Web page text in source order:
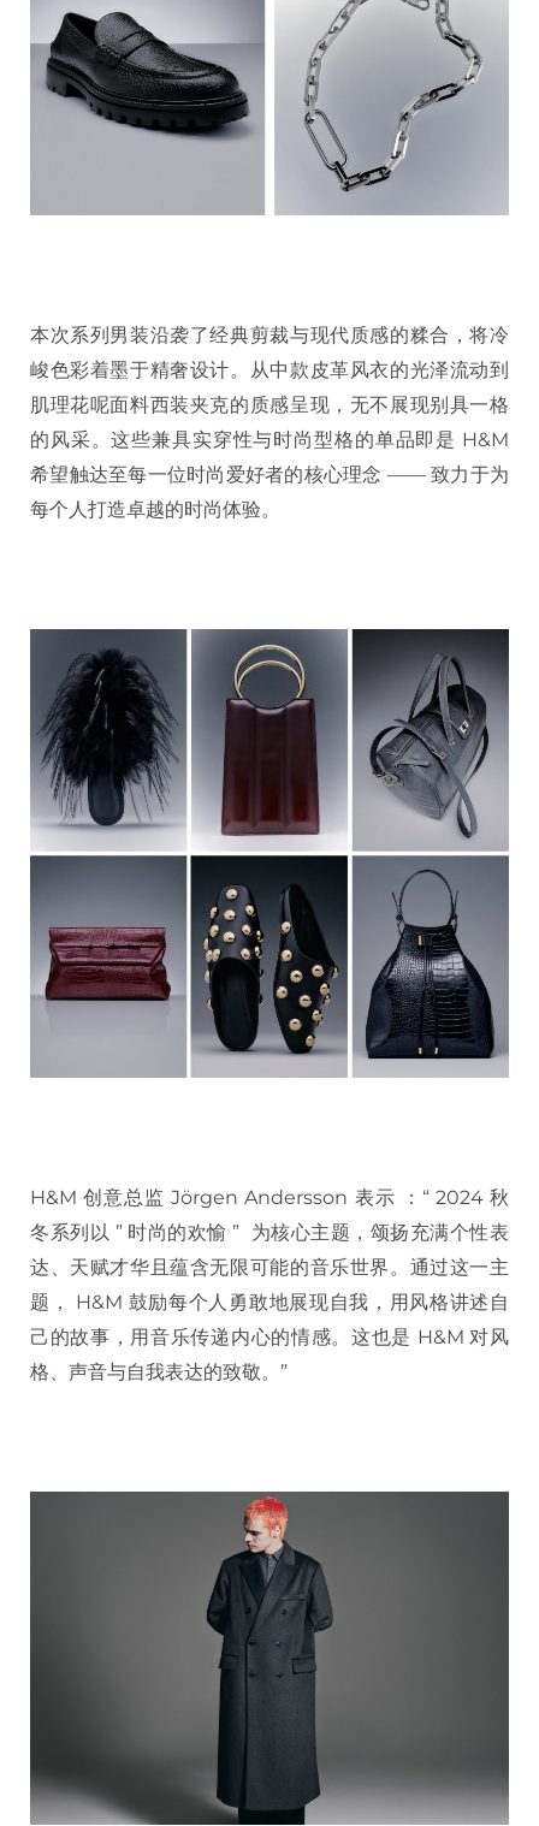
本次系列男装沿袭了经典剪裁与现代质感的糅合，将冷
峻色彩着墨于精奢设计。从中款皮革风衣的光泽流动到
肌理花呢面料西装夹克的质感呈现，无不展现别具一格
的风采。这些兼具实穿性与时尚型格的单品即是 H&M
希望触达至每一位时尚爱好者的核心理念 —— 致力于为
每个人打造卓越的时尚体验。
H&M 创意总监 Jörgen Andersson 表示 ：“ 2024 秋
冬系列以 ” 时尚的欢愉 ” 为核心主题，颂扬充满个性表
达、天赋才华且蕴含无限可能的音乐世界。通过这一主
题， H&M 鼓励每个人勇敢地展现自我，用风格讲述自
己的故事，用音乐传递内心的情感。这也是 H&M 对风
格、声音与自我表达的致敬。”